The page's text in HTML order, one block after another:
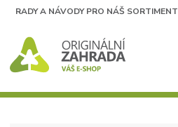
RADY A NÁVODY PRO NÁŠ SORTIMENT